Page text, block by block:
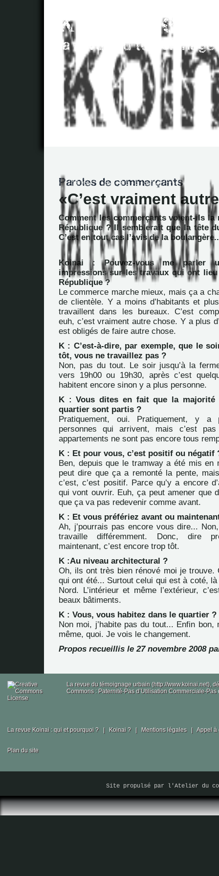
C’est vraiment
Comment les commerçants voient-ils la
République ? Il semblerait que la tête
C’est en tout cas l’avis de la
Koinai : Pouvez-vous me parler
impressions sur les travaux qui ont
République ?
Le commerce marche mieux, mais ça a
de clientèle. Y a moins d’habitants et
travaillent dans les bureaux. C’est
euh, c’est vraiment autre chose. Y a plus
est obligés de faire autre chose.
K : C’est-à-dire, par exemple, que le
tôt, vous ne travaillez pas ?
Non, pas du tout. Le soir jusqu’à la
vers 19h00 ou 19h30, après c’est
habitent encore sinon y a plus personne.
K : Vous dites en fait que la majorité
quartier sont partis ?
Pratiquement, oui. Pratiquement, y a
personnes qui arrivent, mais c’est
appartements ne sont pas encore tous
K : Et pour vous, c’est positif ou négatif
Ben, depuis que le tramway a été mis en
peut dire que ça a remonté la pente,
c’est, c’est positif. Parce qu’y a encore
qui vont ouvrir. Euh, ça peut amener que
que ça va pas redevenir comme avant.
K : Et vous préfériez avant ou
Ah, j’pourrais pas encore vous dire...
travaille différemment. Donc, dire
maintenant, c’est encore trop tôt.
K :Au niveau architectural ?
Oh, ils ont très bien rénové moi je trouve.
qui ont été... Surtout celui qui est à coté,
Nord. L’intérieur et même l’extérieur,
beaux bâtiments.
K : Vous, vous habitez dans le quartier ?
Non moi, j’habite pas du tout... Enfin bon,
même, quoi. Je vois le changement.
Propos recueillis le 27 novembre 2008
La revue du témoignage urbain (http://www.koinai.net),
Commons : Paternité-Pas d’Utilisation Commerciale-
La revue Koinai : qui et pourquoi ? | Koinai ? | Mentions légales | Appel à
Plan du site
Site propulsé par l'Atelier du